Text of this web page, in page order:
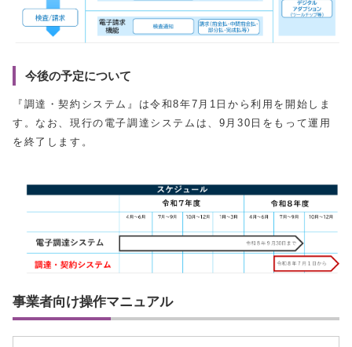
今後の予定について
『調達・契約システム』は令和8年7月1日から利用を開始しま
す。なお、現行の電子調達システムは、9月30日をもって運用
を終了します。
事業者向け操作マニュアル